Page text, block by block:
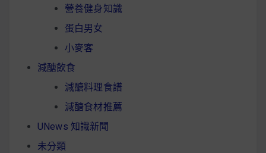
營養健身知識
蛋白男女
小麥客
減醣飲食
減醣料理食譜
減醣食材推薦
UNews 知識新聞
未分類